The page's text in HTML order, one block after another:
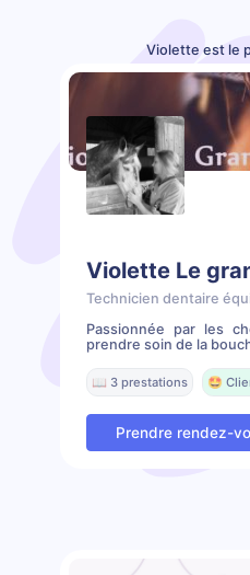
Violette est le
Violette Le
Technicien dentaire
Passionnée par les
prendre soin de la
📖 3 prestations 🤩
Prendre rendez-